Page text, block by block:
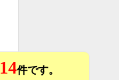
14件です。